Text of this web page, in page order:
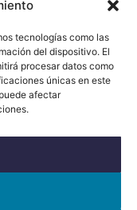
tecnologías como las
del dispositivo. El
procesar datos como
únicas en este
afectar